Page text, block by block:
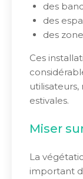
des
des
des
Ces
estivales.
Miser
La
important